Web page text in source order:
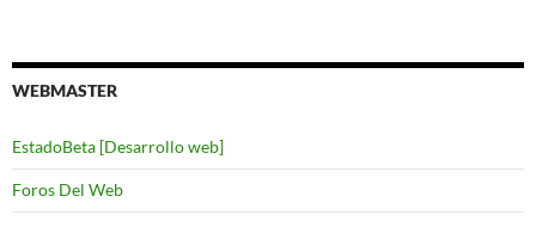
WEBMASTER
EstadoBeta [Desarrollo web]
Foros Del Web